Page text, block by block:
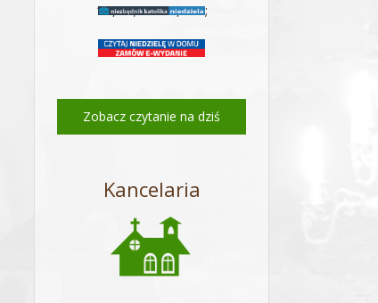
17, 5c; Mt 17, 1-9;
Zobacz czytanie na dziś
Kancelaria